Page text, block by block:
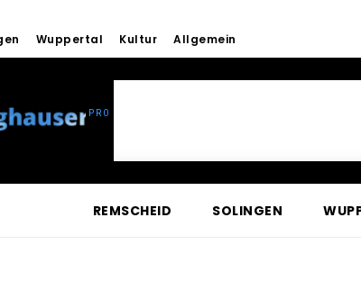
Wuppertal Kultur Allgemein
REMSCHEID SOLINGEN